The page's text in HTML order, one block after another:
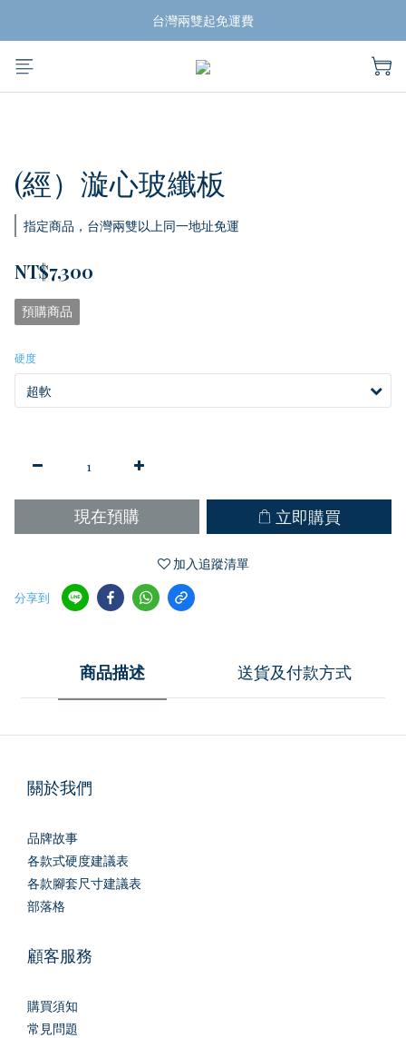
揪團買蛙鞋，折扣帶回家
台灣兩雙起免運費
揪團買蛙鞋，折扣帶回家
(經）漩心玻纖板
指定商品，台灣兩雙以上同一地址免運
NT$7,300
預購商品
硬度
現在預購 立即購買
加入追蹤清單
分享到
商品描述 送貨及付款方式
關於我們
品牌故事
各款式硬度建議表
各款腳套尺寸建議表
部落格
顧客服務
購買須知
常見問題